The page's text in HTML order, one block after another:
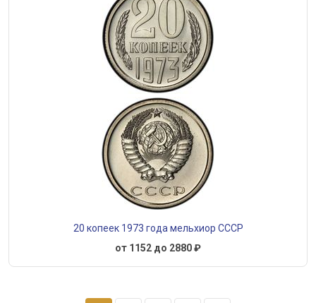
20 копеек 1973 года мельхиор СССР
от 1152 до 2880 ₽